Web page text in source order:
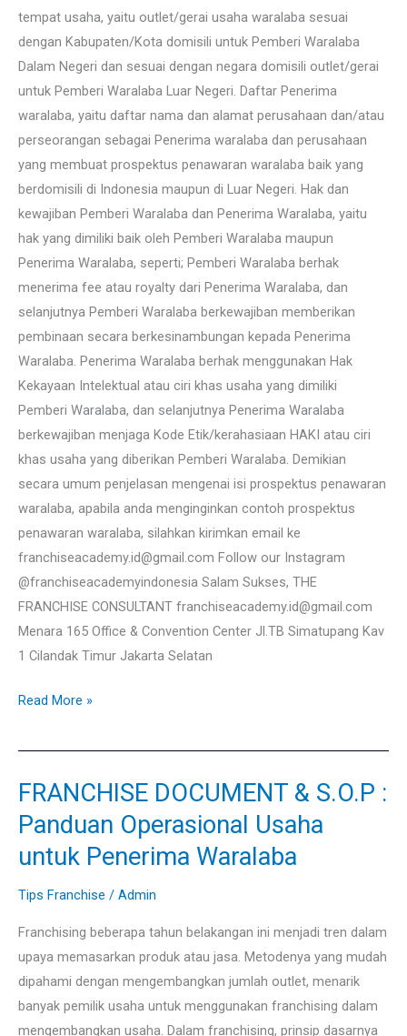
tempat usaha, yaitu outlet/gerai usaha waralaba sesuai
dengan Kabupaten/Kota domisili untuk Pemberi Waralaba
Dalam Negeri dan sesuai dengan negara domisili outlet/gerai
untuk Pemberi Waralaba Luar Negeri. Daftar Penerima
waralaba, yaitu daftar nama dan alamat perusahaan dan/atau
perseorangan sebagai Penerima waralaba dan perusahaan
yang membuat prospektus penawaran waralaba baik yang
berdomisili di Indonesia maupun di Luar Negeri. Hak dan
kewajiban Pemberi Waralaba dan Penerima Waralaba, yaitu
hak yang dimiliki baik oleh Pemberi Waralaba maupun
Penerima Waralaba, seperti; Pemberi Waralaba berhak
menerima fee atau royalty dari Penerima Waralaba, dan
selanjutnya Pemberi Waralaba berkewajiban memberikan
pembinaan secara berkesinambungan kepada Penerima
Waralaba. Penerima Waralaba berhak menggunakan Hak
Kekayaan Intelektual atau ciri khas usaha yang dimiliki
Pemberi Waralaba, dan selanjutnya Penerima Waralaba
berkewajiban menjaga Kode Etik/kerahasiaan HAKI atau ciri
khas usaha yang diberikan Pemberi Waralaba. Demikian
secara umum penjelasan mengenai isi prospektus penawaran
waralaba, apabila anda menginginkan contoh prospektus
penawaran waralaba, silahkan kirimkan email ke
franchiseacademy.id@gmail.com Follow our Instagram
@franchiseacademyindonesia Salam Sukses, THE
FRANCHISE CONSULTANT franchiseacademy.id@gmail.com
Menara 165 Office & Convention Center Jl.TB Simatupang Kav
1 Cilandak Timur Jakarta Selatan
Read More »
FRANCHISE DOCUMENT & S.O.P :
Panduan Operasional Usaha
untuk Penerima Waralaba
Tips Franchise / Admin
Franchising beberapa tahun belakangan ini menjadi tren dalam
upaya memasarkan produk atau jasa. Metodenya yang mudah
dipahami dengan mengembangkan jumlah outlet, menarik
banyak pemilik usaha untuk menggunakan franchising dalam
mengembangkan usaha. Dalam franchising, prinsip dasarnya
FRANCHISE
DOCUMENT
&
S.O.P
:
Operasional
Usaha
untuk
Penerima